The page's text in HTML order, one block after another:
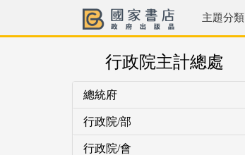
主題分類
行政院主計總處
總統府
行政院/部
行政院/會